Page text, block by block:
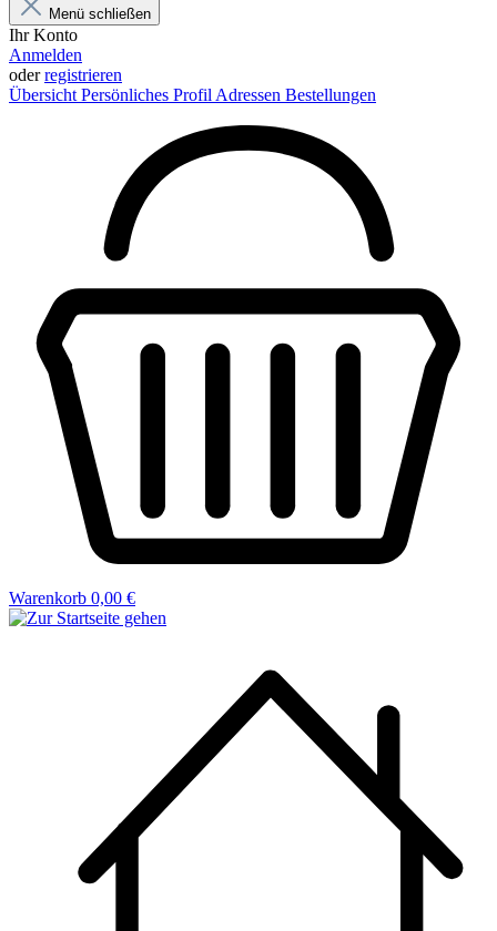
Menü schließen
Ihr Konto
Anmelden
oderregistrieren
Übersicht Persönliches Profil Adressen Bestellungen
Warenkorb 0,00 €